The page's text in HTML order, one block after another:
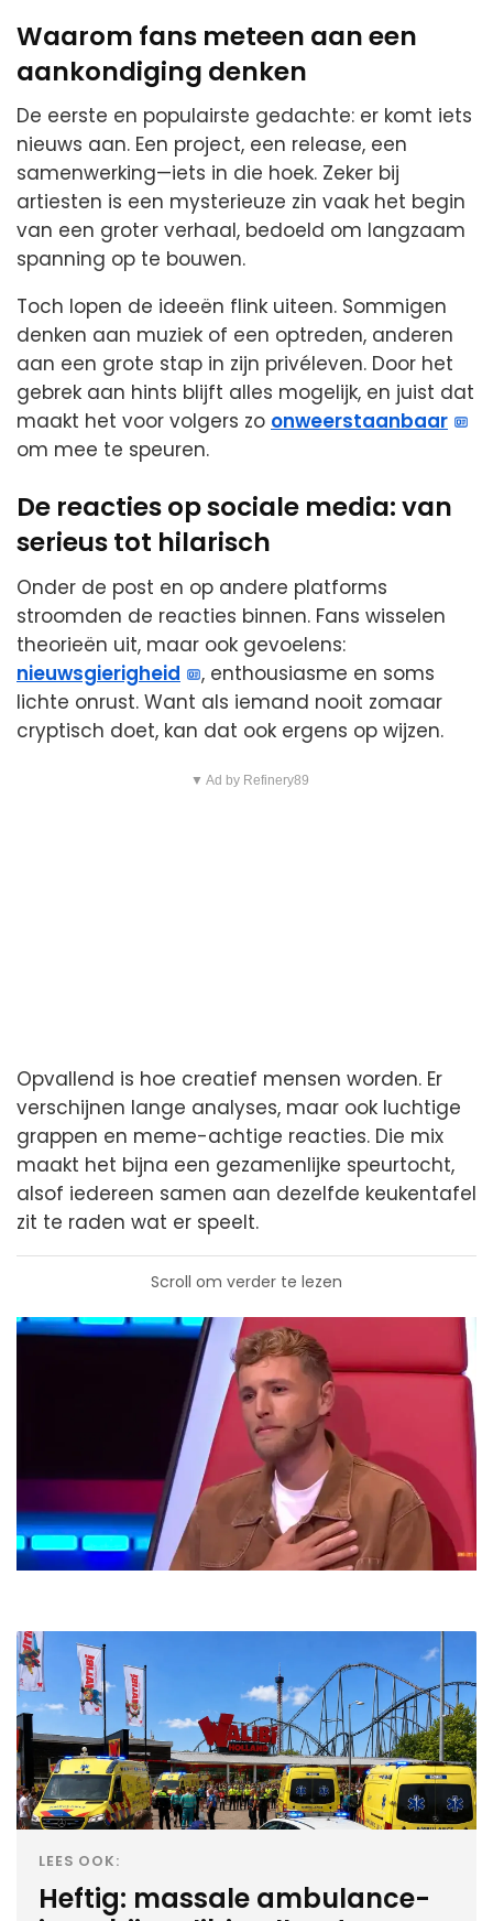
Waarom fans meteen aan een
aankondiging denken
De eerste en populairste gedachte: er komt iets
nieuws aan. Een project, een release, een
samenwerking—iets in die hoek. Zeker bij
artiesten is een mysterieuze zin vaak het begin
van een groter verhaal, bedoeld om langzaam
spanning op te bouwen.
Toch lopen de ideeën flink uiteen. Sommigen
denken aan muziek of een optreden, anderen
aan een grote stap in zijn privéleven. Door het
gebrek aan hints blijft alles mogelijk, en juist dat
maakt het voor volgers zo onweerstaanbaar
om mee te speuren.
De reacties op sociale media: van
serieus tot hilarisch
Onder de post en op andere platforms
stroomden de reacties binnen. Fans wisselen
theorieën uit, maar ook gevoelens:
nieuwsgierigheid
, enthousiasme en soms
lichte onrust. Want als iemand nooit zomaar
cryptisch doet, kan dat ook ergens op wijzen.
▼ Ad by Refinery89
Opvallend is hoe creatief mensen worden. Er
verschijnen lange analyses, maar ook luchtige
grappen en meme-achtige reacties. Die mix
maakt het bijna een gezamenlijke speurtocht,
alsof iedereen samen aan dezelfde keukentafel
zit te raden wat er speelt.
Scroll om verder te lezen
LEES OOK:
Heftig: massale ambulance-